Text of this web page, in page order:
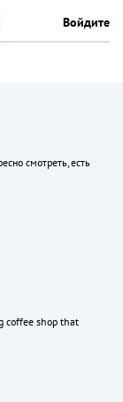
Войдите
смотреть, есть
coffee shop that